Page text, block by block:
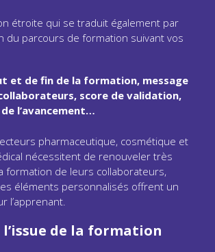
étroite qui se traduit également par
du parcours de formation suivant vos
et de fin de la formation, message
score de validation,
l’avancement…
pharmaceutique, cosmétique et
nécessitent de renouveler très
formation de leurs collaborateurs,
éléments personnalisés offrent un
l’apprenant.
de la formation